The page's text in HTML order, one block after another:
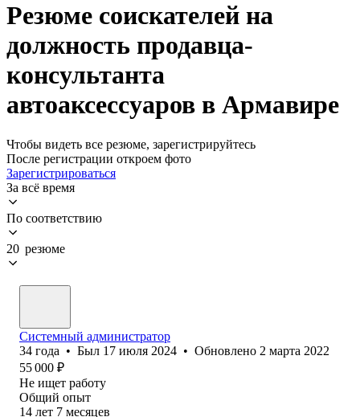
Резюме соискателей на
должность продавца-
консультанта
автоаксессуаров в Армавире
Чтобы видеть все резюме, зарегистрируйтесь
После регистрации откроем фото
Зарегистрироваться
За всё время
По соответствию
20 резюме
Системный администратор
34 года • Был 17 июля 2024 • Обновлено 2 марта 2022
55 000 ₽
Не ищет работу
Общий опыт
14 лет 7 месяцев